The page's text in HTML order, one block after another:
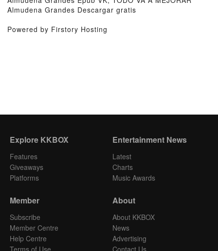
Almudena Grandes Descargar gratis
Powered by Firstory Hosting
Explore KKBOX
Features
Giveaways
Platforms
Entertainment News
Latest
Charts
Music Awards
Member
Subscribe
Member Centre
Help Centre
Terms of Use
About
About KKBOX
News
Advertising
Contact Us